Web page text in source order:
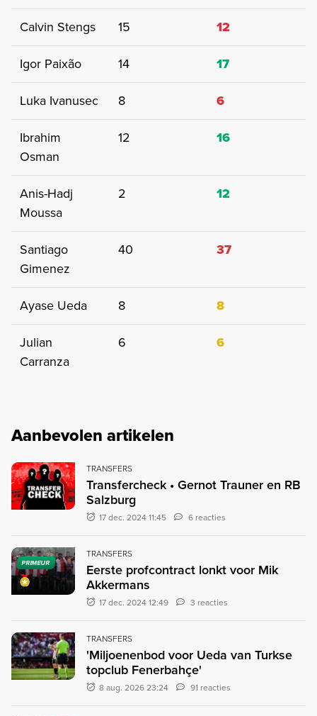
Calvin Stengs 15
12
Igor Paixão
14
17
Luka Ivanusec
8
6
Ibrahim
Osman
12 16
Anis-Hadj
Moussa
2 12
Santiago
Gimenez
40 37
Ayase Ueda 8
8
Julian
Carranza
6 6
Aanbevolen artikelen
TRANSFERS
Transfercheck • Gernot Trauner en RB
Salzburg
17 dec. 2024 11:45 6 reacties
PRIMEUR
TRANSFERS
Eerste profcontract lonkt voor Mik
Akkermans
17 dec. 2024 12:49 3 reacties
TRANSFERS
'Miljoenenbod voor Ueda van Turkse
topclub Fenerbahçe'
8 aug. 2026 23:24 91 reacties